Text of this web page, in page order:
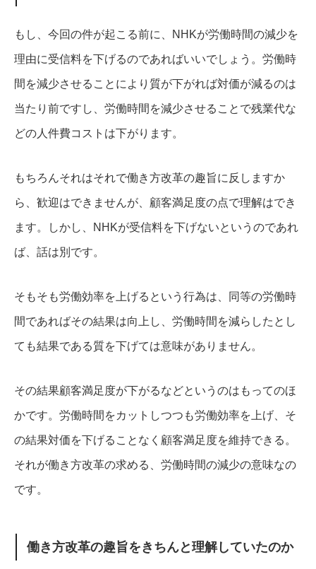
もし、今回の件が起こる前に、NHKが労働時間の減少を
理由に受信料を下げるのであればいいでしょう。 労働時
間を減少させることにより質が下がれば対価が減るのは
当たり前ですし、労働時間を減少させることで残業代な
どの人件費コストは下がります。
もちろんそれはそれで働き方改革の趣旨に反しますか
ら、歓迎はできませんが、顧客満足度の点で理解はでき
ます。 しかし、NHKが受信料を下げないというのであれ
ば、話は別です。
そもそも労働効率を上げるという行為は、同等の労働時
間であればその結果は向上し、労働時間を減らしたとし
ても結果である質を下げては意味がありません。
その結果顧客満足度が下がるなどというのはもってのほ
かです。 労働時間をカットしつつも労働効率を上げ、そ
の結果対価を下げることなく顧客満足度を維持できる。
それが働き方改革の求める、労働時間の減少の意味なの
です。
働き方改革の趣旨をきちんと理解していたのか